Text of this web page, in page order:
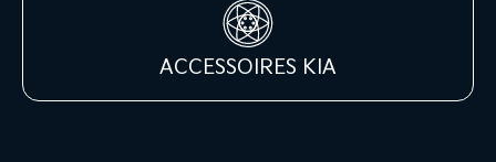
ACCESSOIRES KIA